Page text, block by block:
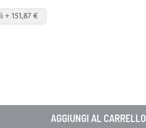
+ 151,87 €
AGGIUNGI AL CARRELLO